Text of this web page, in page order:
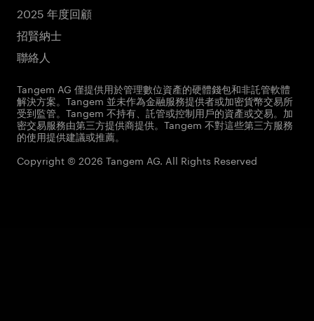
2025 年度回顧
招賢納士
聯絡人
Tangem AG 僅提供用於管理數位資產的硬體錢包和非託管軟體
解決方案。Tangem 並未作為金融服務提供者或加密貨幣交易所
受到監管。Tangem 不持有、託管或控制用戶的資產或交易。加
密交易服務由第三方提供商提供。Tangem 不對這些第三方服務
的使用提供建議或推薦。